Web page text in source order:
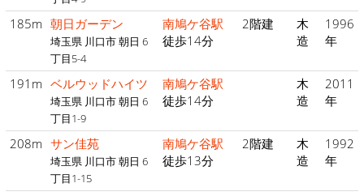
185m 朝日ガーデン
埼玉県 川口市 朝日 6
丁目5-4
南鳩ケ谷駅
徒歩14分
2階建
木
造
1996
年
191m ベルウッドハイツ
埼玉県 川口市 朝日 6
丁目1-9
南鳩ケ谷駅
徒歩14分
木
造
2011
年
208m サン佳苑
埼玉県 川口市 朝日 6
丁目1-15
南鳩ケ谷駅
徒歩13分
2階建
木
造
1992
年